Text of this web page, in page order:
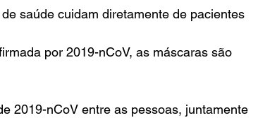
saúde cuidam diretamente de pacientes
por 2019-nCoV, as máscaras são
2019-nCoV entre as pessoas, juntamente